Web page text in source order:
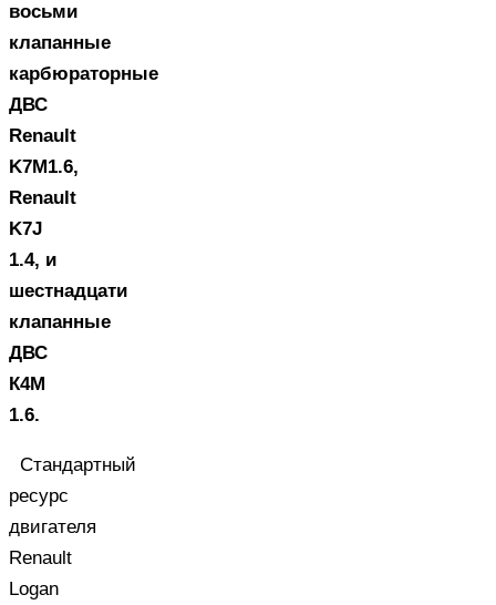
восьми
клапанные
карбюраторные
ДВС
Renault
K7M1.6,
Renault
K7J
1.4, и
шестнадцати
клапанные
ДВС
К4М
1.6.
Стандартный
ресурс
двигателя
Renault
Logan